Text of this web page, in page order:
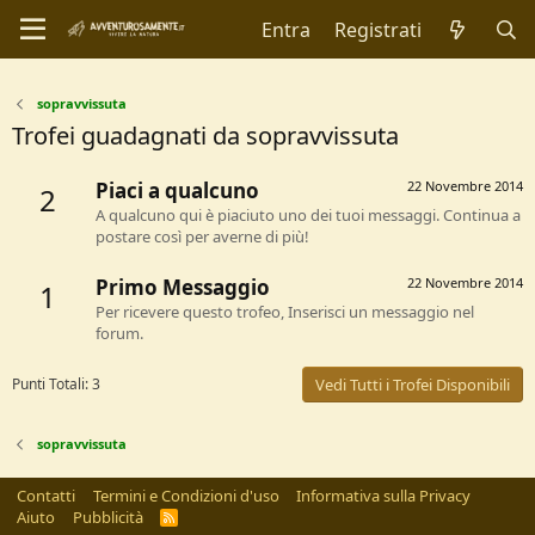
Entra Registrati
sopravvissuta
Trofei guadagnati da sopravvissuta
2 22 Novembre 2014
Piaci a qualcuno
A qualcuno qui è piaciuto uno dei tuoi messaggi. Continua a
postare così per averne di più!
1 22 Novembre 2014
Primo Messaggio
Per ricevere questo trofeo, Inserisci un messaggio nel
forum.
Punti Totali: 3 Vedi Tutti i Trofei Disponibili
sopravvissuta
Contatti Termini e Condizioni d'uso
Informativa sulla Privacy
Aiuto
Pubblicità
R